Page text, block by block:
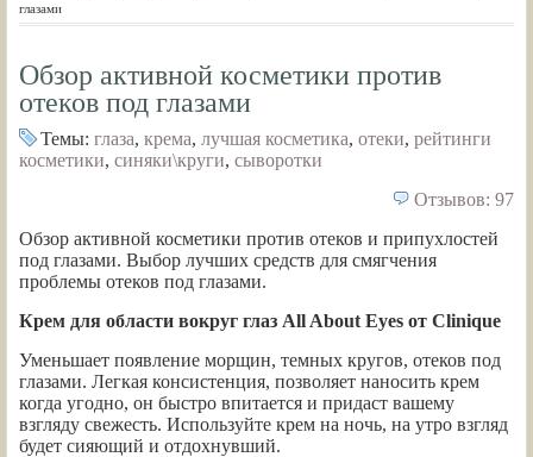
глазами
Обзор активной косметики против
отеков под глазами
Темы: глаза, крема, лучшая косметика, отеки, рейтинги
косметики, синяки\круги, сыворотки
Отзывов: 97
Обзор активной косметики против отеков и припухлостей
под глазами. Выбор лучших средств для смягчения
проблемы отеков под глазами.
Крем для области вокруг глаз All About Eyes от Clinique
Уменьшает появление морщин, темных кругов, отеков под
глазами. Легкая консистенция, позволяет наносить крем
когда угодно, он быстро впитается и придаст вашему
взгляду свежесть. Используйте крем на ночь, на утро взгляд
будет сияющий и отдохнувший.